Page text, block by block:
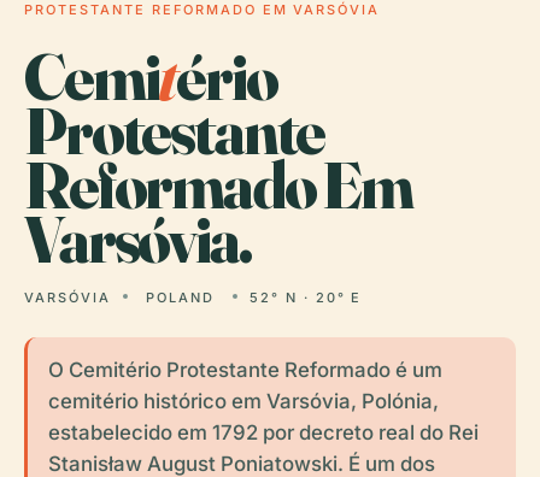
PROTESTANTE REFORMADO EM VARSÓVIA
Cemitério
Protestante
Reformado Em
Varsóvia.
VARSÓVIA POLAND 52° N · 20° E
O Cemitério Protestante Reformado é um
cemitério histórico em Varsóvia, Polónia,
estabelecido em 1792 por decreto real do Rei
Stanisław August Poniatowski. É um dos